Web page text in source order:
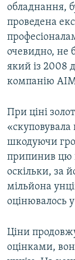
обладнання,
проведена
очевидно, не
який із 2008
компанію
При ціні
«скуповувала
шкодуючи
припинив цю
оскільки, за
мільйона
оцінювалось
Ціни
оцінками,